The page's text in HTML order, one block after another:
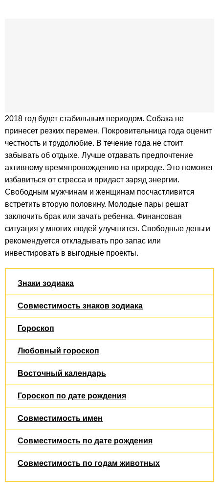
2018 год будет стабильным периодом. Собака не
принесет резких перемен. Покровительница года оценит
честность и трудолюбие. В течение года не стоит
забывать об отдыхе. Лучше отдавать предпочтение
активному времяпровождению на природе. Это поможет
избавиться от стресса и придаст заряд энергии.
Свободным мужчинам и женщинам посчастливится
встретить вторую половину. Молодые пары решат
заключить брак или зачать ребенка. Финансовая
ситуация у многих людей улучшится. Свободные деньги
рекомендуется откладывать про запас или
инвестировать в выгодные проекты.
Знаки зодиака
Совместимость знаков зодиака
Гороскоп
Любовный гороскоп
Восточный календарь
Гороскоп по дате рождения
Совместимость имен
Совместимость по дате рождения
Совместимость по годам животных